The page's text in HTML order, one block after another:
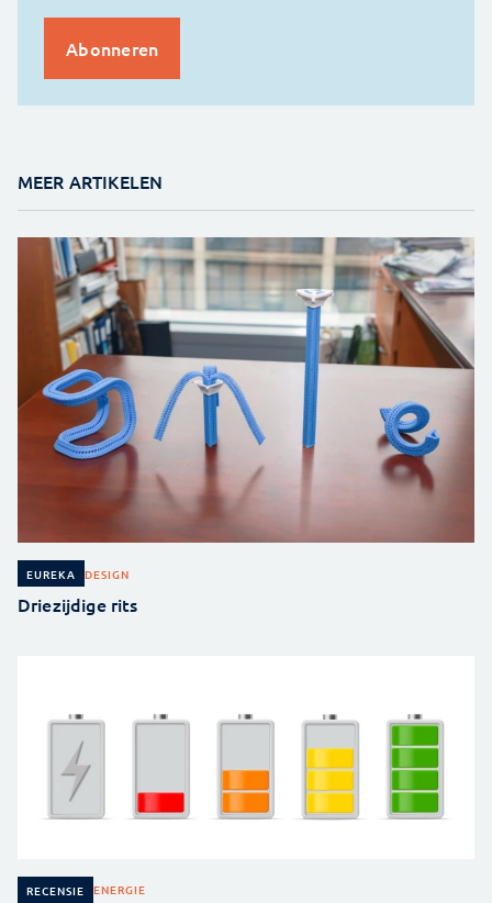
MEER ARTIKELEN
EUREKA DESIGN
Driezijdige rits
RECENSIE ENERGIE